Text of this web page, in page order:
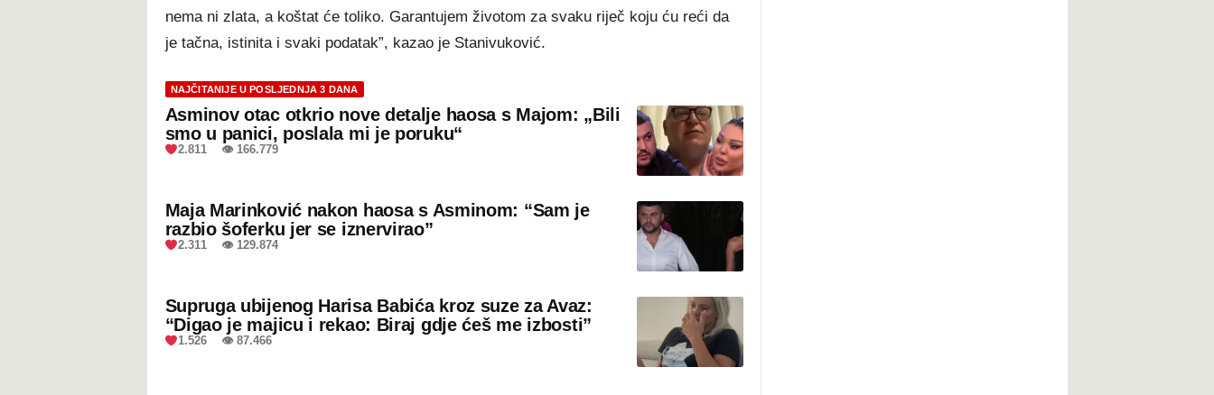
nema ni zlata, a koštat će toliko. Garantujem životom za svaku riječ koju ću reći da
je tačna, istinita i svaki podatak”, kazao je Stanivuković.
NAJČITANIJE U POSLJEDNJA 3 DANA
Asminov otac otkrio nove detalje haosa s Majom: „Bili
smo u panici, poslala mi je poruku“
2.811 👁 166.779
Maja Marinković nakon haosa s Asminom: “Sam je
razbio šoferku jer se iznervirao”
2.311 👁 129.874
Supruga ubijenog Harisa Babića kroz suze za Avaz:
“Digao je majicu i rekao: Biraj gdje ćeš me izbosti”
1.526 👁 87.466